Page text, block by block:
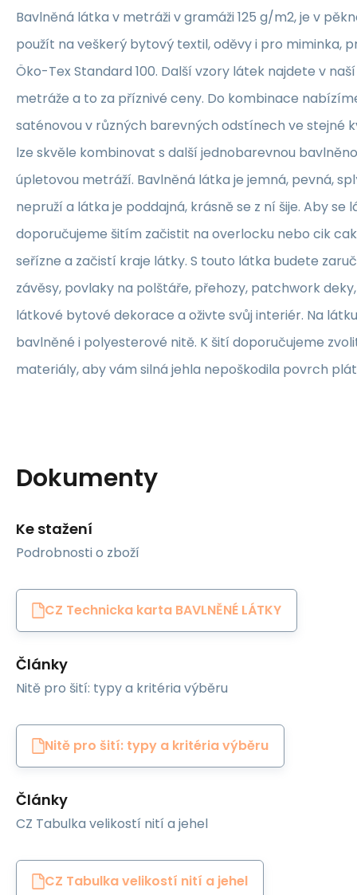
Bavlněná látka v metráži v gramáži 125 g/m2, je v
použít na veškerý bytový textil, oděvy i pro miminka,
Öko-Tex Standard 100. Další vzory látek najdete v
metráže a to za příznivé ceny. Do kombinace
saténovou v různých barevných odstínech ve stejné
lze skvěle kombinovat s další jednobarevnou
úpletovou metráží. Bavlněná látka je jemná, pevná,
nepruží a látka je poddajná, krásně se z ní šije. Aby se
doporučujeme šitím začistit na overlocku nebo cik
seřízne a začistí kraje látky. S touto látka budete
závěsy, povlaky na polštáře, přehozy, patchwork
látkové bytové dekorace a oživte svůj interiér. Na
bavlněné i polyesterové nitě. K šití doporučujeme
materiály, aby vám silná jehla nepoškodila povrch
Dokumenty
Ke stažení
Podrobnosti o zboží
CZ Technicka karta BAVLNĚNÉ LÁTKY
Články
Nitě pro šití: typy a kritéria výběru
Nitě pro šití: typy a kritéria výběru
Články
CZ Tabulka velikostí nití a jehel
CZ Tabulka velikostí nití a jehel